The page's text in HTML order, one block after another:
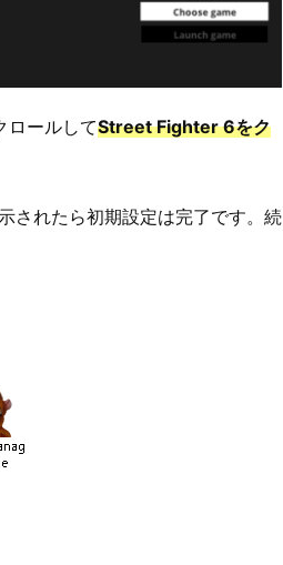
ロールしてStreet Fighter 6をク
されたら初期設定は完了です。続